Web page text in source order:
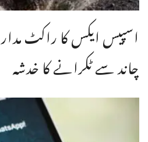
اسپیس ایکس کا راکٹ
چاند سے ٹکرانے کا خدشہ